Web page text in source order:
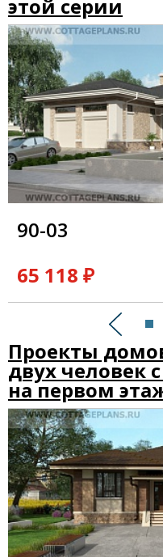
этой серии
90-03
65 118 ₽
Проекты
двух человек
на первом